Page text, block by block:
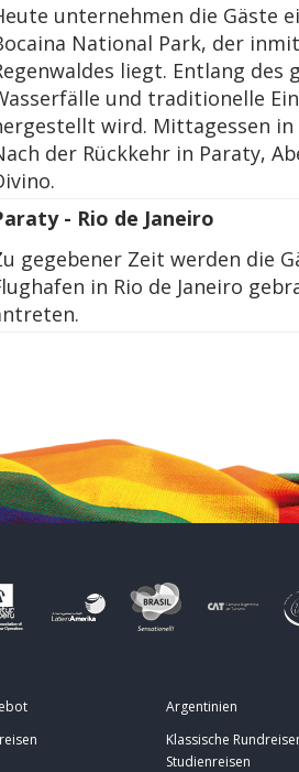
unternehmen die Gäste
National Park, der
liegt. Entlang des
und traditionelle
wird. Mittagessen
der Rückkehr in Paraty,
- Rio de Janeiro
gegebener Zeit werden die
in Rio de Janeiro
Argentinien
Klassische
Studienreisen